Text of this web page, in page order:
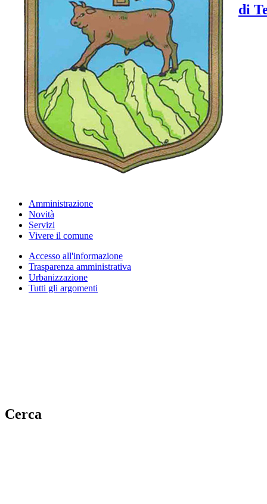
di
Amministrazione
Novità
Servizi
Vivere il comune
Accesso all'informazione
Trasparenza amministrativa
Urbanizzazione
Tutti gli argomenti
Cerca